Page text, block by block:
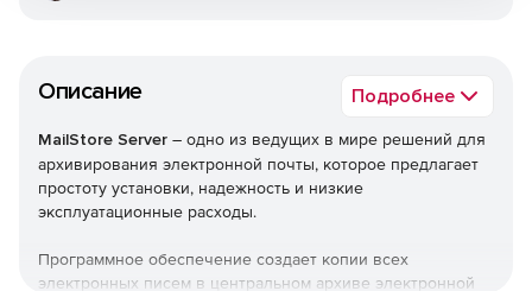
Описание Подробнее
MailStore Server – одно из ведущих в мире решений для
архивирования электронной почты, которое предлагает
простоту установки, надежность и низкие
эксплуатационные расходы.
Программное обеспечение создает копии всех
электронных писем в центральном архиве электронной